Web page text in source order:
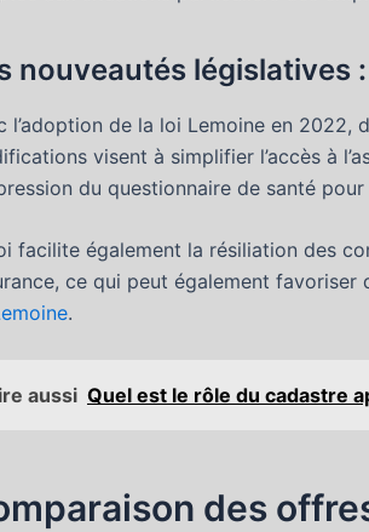
nouveautés législatives
l’adoption de la loi Lemoine en 2022,
visent à simplifier l’accès à
du questionnaire de santé
facilite également la résiliation des
ce qui peut également
.
aussi Quel est le rôle du cadastre
des